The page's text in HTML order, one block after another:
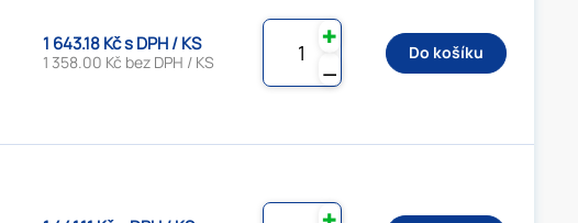
1 643.18 Kč s DPH / KS
1 358.00 Kč bez DPH / KS ⚊
✚
Do košíku